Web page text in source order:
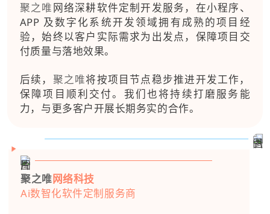
聚之唯网络深耕软件定制开发服务，在小程序、
APP 及数字化系统开发领域拥有成熟的项目经
验，始终以客户实际需求为出发点，保障项目交
付质量与落地效果。
后续， 聚之唯将按项目节点稳步推进开发工作，
保障项目顺利交付。我们也将持续打磨服务能
力，与更多客户开展长期务实的合作。
聚之唯网络科技
Ai数智化软件定制服务商